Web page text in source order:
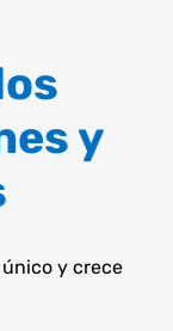
y
y crece